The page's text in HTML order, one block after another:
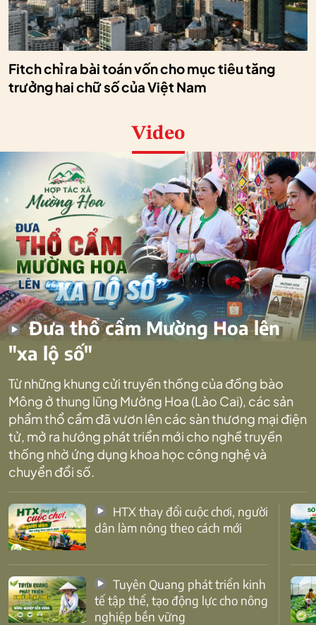
Fitch chỉ ra bài toán vốn cho mục tiêu tăng
trưởng hai chữ số của Việt Nam
Video
Đưa thổ cẩm Mường Hoa lên
"xa lộ số"
Từ những khung cửi truyền thống của đồng bào
Mông ở thung lũng Mường Hoa (Lào Cai), các sản
phẩm thổ cẩm đã vươn lên các sàn thương mại điện
tử, mở ra hướng phát triển mới cho nghề truyền
thống nhờ ứng dụng khoa học công nghệ và
chuyển đổi số.
dân làm nông theo cách mới
tế tập thể, tạo động lực cho nông
nghiệp bền vững